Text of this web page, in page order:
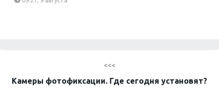
<<<
Камеры фотофиксации. Где сегодня установят?